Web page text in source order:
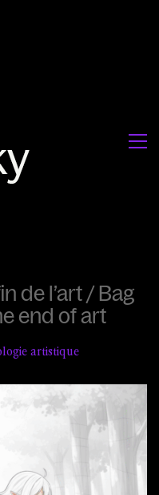
de l’art / Bag
end of art
artistique